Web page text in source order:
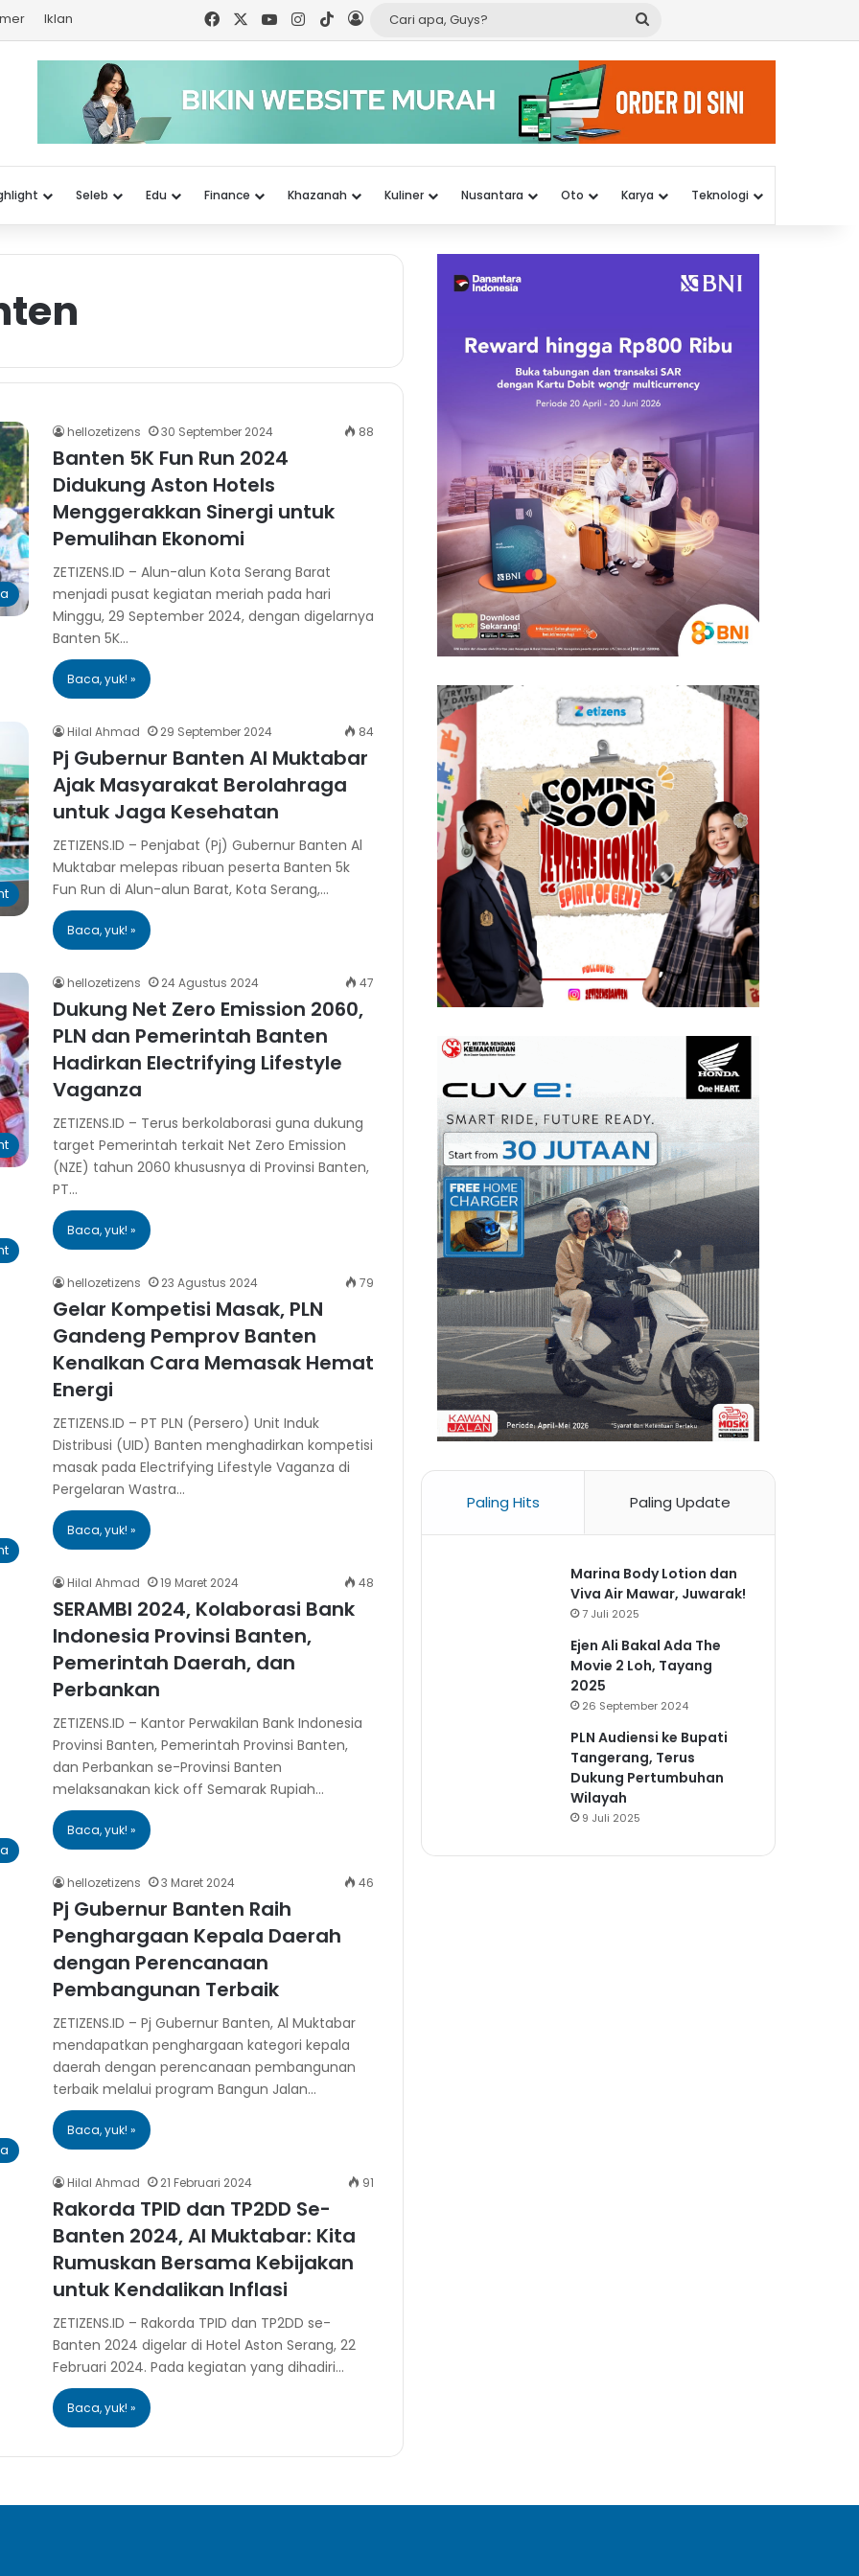
Iklan FacebookYouTubeInstagram
TikTokLog In
Cari
Guys?
Seleb Edu Finance Khazanah Kuliner Nusantara Oto Karya Teknologi
hellozetizens 30 September 2024 88
Banten 5K Fun Run 2024
Didukung Aston Hotels
Menggerakkan Sinergi untuk
Pemulihan Ekonomi
ZETIZENS.ID – Alun-alun Kota Serang Barat
menjadi pusat kegiatan meriah pada hari
Minggu, 29 September 2024, dengan digelarnya
Banten 5K…
Baca, yuk! »
Hilal Ahmad 29 September 2024 84
Pj Gubernur Banten Al Muktabar
Ajak Masyarakat Berolahraga
untuk Jaga Kesehatan
ZETIZENS.ID – Penjabat (Pj) Gubernur Banten Al
Muktabar melepas ribuan peserta Banten 5k
Fun Run di Alun-alun Barat, Kota Serang,…
Baca, yuk! »
hellozetizens 24 Agustus 2024 47
Dukung Net Zero Emission 2060,
PLN dan Pemerintah Banten
Hadirkan Electrifying Lifestyle
Vaganza
ZETIZENS.ID – Terus berkolaborasi guna dukung
target Pemerintah terkait Net Zero Emission
(NZE) tahun 2060 khususnya di Provinsi Banten,
PT…
Baca, yuk! »
hellozetizens 23 Agustus 2024 79
Gelar Kompetisi Masak, PLN
Gandeng Pemprov Banten
Kenalkan Cara Memasak Hemat
Energi
ZETIZENS.ID – PT PLN (Persero) Unit Induk
Distribusi (UID) Banten menghadirkan kompetisi
masak pada Electrifying Lifestyle Vaganza di
Pergelaran Wastra…
Baca, yuk! »
Hilal Ahmad 19 Maret 2024 48
SERAMBI 2024, Kolaborasi Bank
Indonesia Provinsi Banten,
Pemerintah Daerah, dan
Perbankan
ZETIZENS.ID – Kantor Perwakilan Bank Indonesia
Provinsi Banten, Pemerintah Provinsi Banten,
dan Perbankan se-Provinsi Banten
melaksanakan kick off Semarak Rupiah…
Baca, yuk! »
hellozetizens 3 Maret 2024 46
Pj Gubernur Banten Raih
Penghargaan Kepala Daerah
dengan Perencanaan
Pembangunan Terbaik
ZETIZENS.ID – Pj Gubernur Banten, Al Muktabar
mendapatkan penghargaan kategori kepala
daerah dengan perencanaan pembangunan
terbaik melalui program Bangun Jalan…
Baca, yuk! »
Hilal Ahmad 21 Februari 2024 91
Rakorda TPID dan TP2DD Se-
Banten 2024, Al Muktabar: Kita
Rumuskan Bersama Kebijakan
untuk Kendalikan Inflasi
ZETIZENS.ID – Rakorda TPID dan TP2DD se-
Banten 2024 digelar di Hotel Aston Serang, 22
Februari 2024. Pada kegiatan yang dihadiri…
Baca, yuk! »
Paling Hits Paling Update
Marina Body Lotion dan
Viva Air Mawar, Juwarak!
7 Juli 2025
Ejen Ali Bakal Ada The
Movie 2 Loh, Tayang
2025
26 September 2024
PLN Audiensi ke Bupati
Tangerang, Terus
Dukung Pertumbuhan
Wilayah
9 Juli 2025